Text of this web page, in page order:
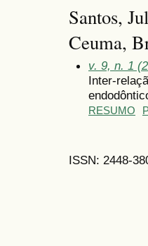
Santos,
Ceuma,
v. 9, n. 1
Inter-
RESUMO
ISSN: 2448-